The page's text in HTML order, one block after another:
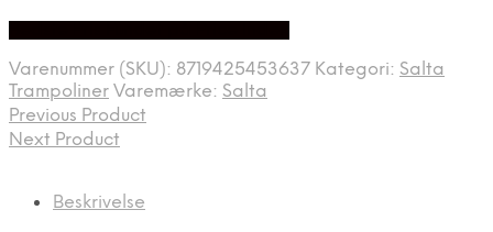
6.899,00 kr..5.649,00 kr..
Varenummer (SKU): 8719425453637 Kategori: Salta
Trampoliner Varemærke: Salta
Previous Product
Next Product
Beskrivelse